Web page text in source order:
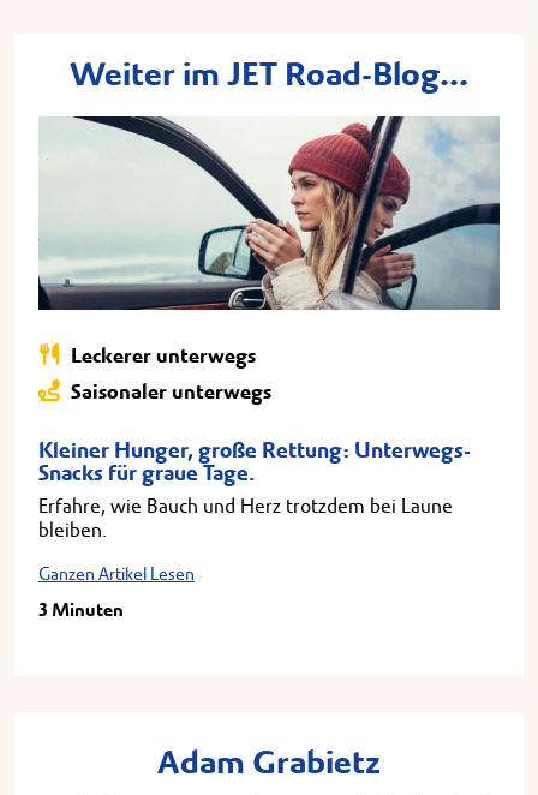
Weiter im JET Road-Blog...
Leckerer unterwegs
Saisonaler unterwegs
Kleiner Hunger, große Rettung: Unterwegs-
Snacks für graue Tage.
Erfahre, wie Bauch und Herz trotzdem bei Laune
bleiben.
Ganzen Artikel Lesen
3 Minuten
Adam Grabietz